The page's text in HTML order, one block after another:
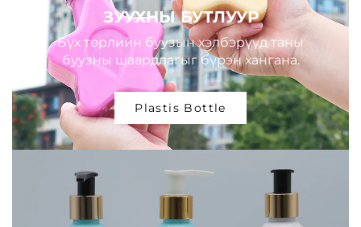
ЗУУХНЫ БУТЛУУР
Бүх төрлийн буузын хэлбэрүүд таны
буузны шаардлагыг бүрэн хангана.
Plastis Bottle